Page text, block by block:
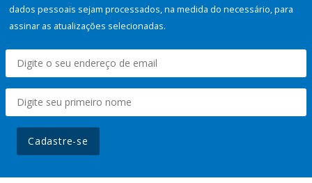
dados pessoais sejam processados, na medida do necessário, para
assinar as atualizações selecionadas.
Cadastre-se